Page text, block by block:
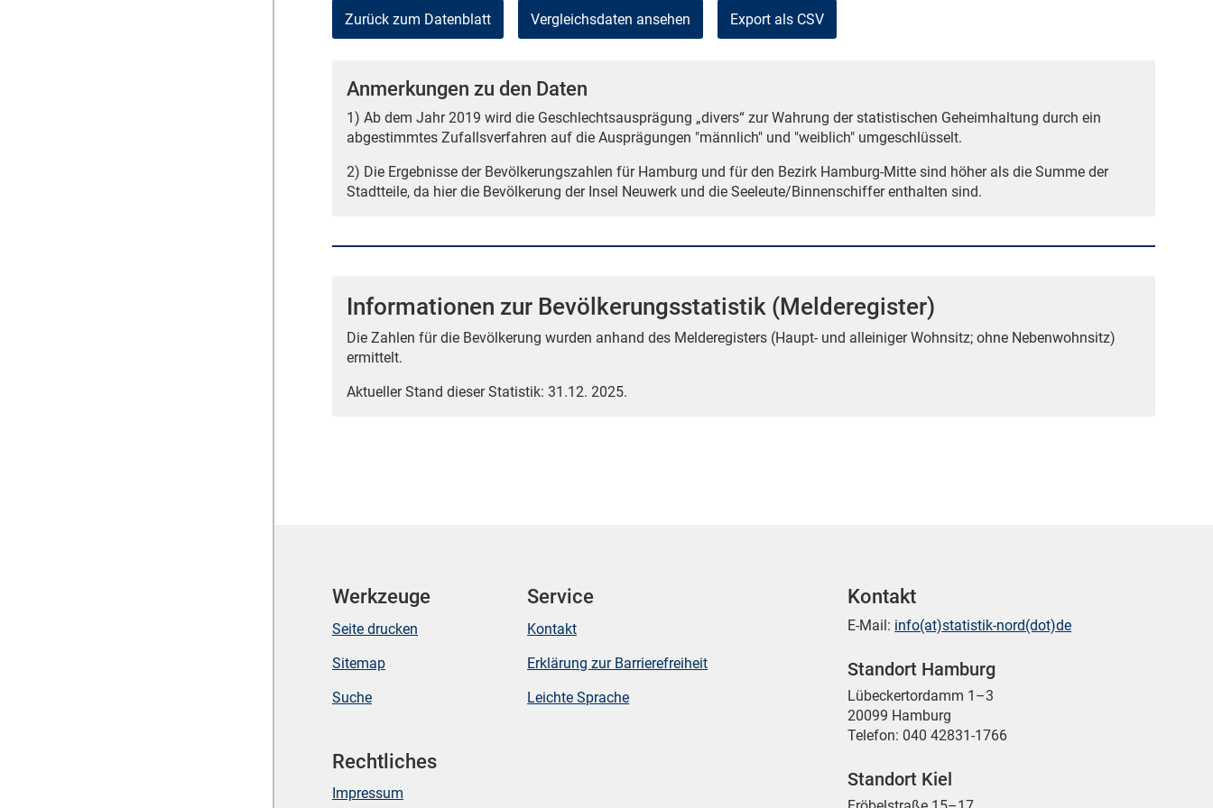
Zurück zum Datenblatt Vergleichsdaten ansehen Export als CSV
Anmerkungen zu den Daten
1) Ab dem Jahr 2019 wird die Geschlechtsausprägung „divers“ zur Wahrung der statistischen Geheimhaltung durch ein
abgestimmtes Zufallsverfahren auf die Ausprägungen "männlich" und "weiblich" umgeschlüsselt.
2) Die Ergebnisse der Bevölkerungszahlen für Hamburg und für den Bezirk Hamburg-Mitte sind höher als die Summe der
Stadtteile, da hier die Bevölkerung der Insel Neuwerk und die Seeleute/Binnenschiffer enthalten sind.
Informationen zur Bevölkerungsstatistik (Melderegister)
Die Zahlen für die Bevölkerung wurden anhand des Melderegisters (Haupt- und alleiniger Wohnsitz; ohne Nebenwohnsitz)
ermittelt.
Aktueller Stand dieser Statistik: 31.12. 2025.
Werkzeuge
Seite drucken
Sitemap
Suche
Service
Kontakt
Erklärung zur Barrierefreiheit
Leichte Sprache
Rechtliches
Impressum
Kontakt
E-Mail: info(at)statistik-nord(dot)de
Standort Hamburg
Lübeckertordamm 1–3
20099 Hamburg
Telefon: 040 42831-1766
Standort Kiel